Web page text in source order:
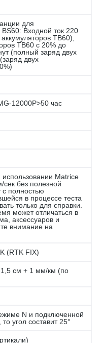
для
Входной ток 220
TB60),
TB60 с 20% до
(полный заряд двух
двух
12000P>50 час
Matrice
без полезной
с полностью
в процессе теста
только для справки.
может отличаться в
аксессуаров и
внимание на
(RTK FIX)
см + 1 мм/км (по
N и подключенной
угол составит 25°